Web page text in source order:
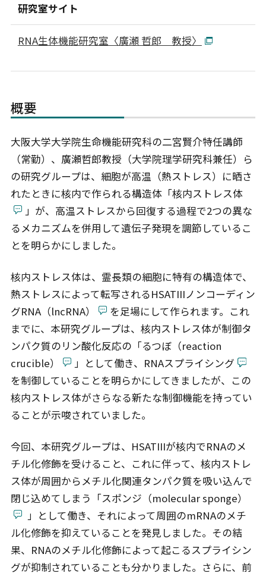
研究室サイト
RNA生体機能研究室〈廣瀬 哲郎 教授〉
概要
大阪大学大学院生命機能研究科の二宮賢介特任講師
（常勤）、廣瀬哲郎教授（大学院理学研究科兼任）ら
の研究グループは、細胞が高温（熱ストレス）に晒さ
れたときに核内で作られる構造体「核内ストレス体
」が、高温ストレスから回復する過程で2つの異な
るメカニズムを併用して遺伝子発現を調節しているこ
とを明らかにしました。
核内ストレス体は、霊長類の細胞に特有の構造体で、
熱ストレスによって転写されるHSATIIIノンコーディン
グRNA（lncRNA）
を足場にして作られます。これ
までに、本研究グループは、核内ストレス体が制御タ
ンパク質のリン酸化反応の「るつぼ（reaction
crucible）
」として働き、RNAスプライシング
を制御していることを明らかにしてきましたが、この
核内ストレス体がさらなる新たな制御機能を持ってい
ることが示唆されていました。
今回、本研究グループは、HSATIIIが核内でRNAのメ
チル化修飾を受けること、これに伴って、核内ストレ
ス体が周囲からメチル化関連タンパク質を吸い込んで
閉じ込めてしまう「スポンジ（molecular sponge）
」として働き、それによって周囲のmRNAのメチ
ル化修飾を抑えていることを発見しました。その結
果、RNAのメチル化修飾によって起こるスプライシン
グが抑制されていることも分かりました。さらに、前